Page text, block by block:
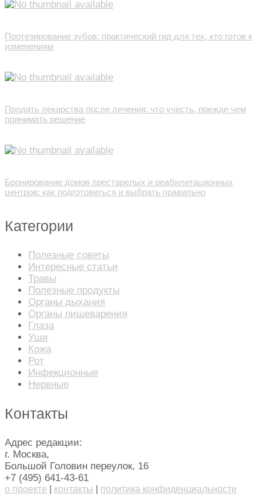
Протезирование зубов: практический гид для тех, кто готов к
изменениям
Продать лекарства после лечения: что учесть, прежде чем
принимать решение
Бронирование домов престарелых и реабилитационных
центров: как подготовиться и выбрать правильно
Категории
Полезные советы
Интересные статьи
Травы
Полезные продукты
Органы дыхания
Органы пищеварения
Глаза
Уши
Кожа
Рот
Инфекционные
Нервные
Контакты
Адрес редакции:
г. Москва,
Большой Головин переулок, 16
+7 (495) 641-43-61
о проекте контакты политика конфиденциальности